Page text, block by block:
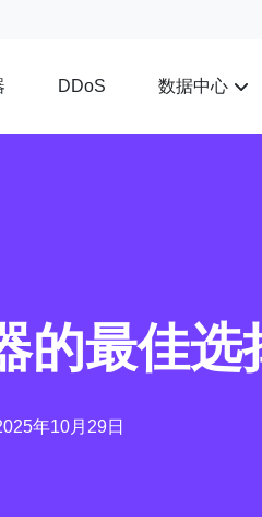
DDoS 数据中心
的最佳选
年10月29日